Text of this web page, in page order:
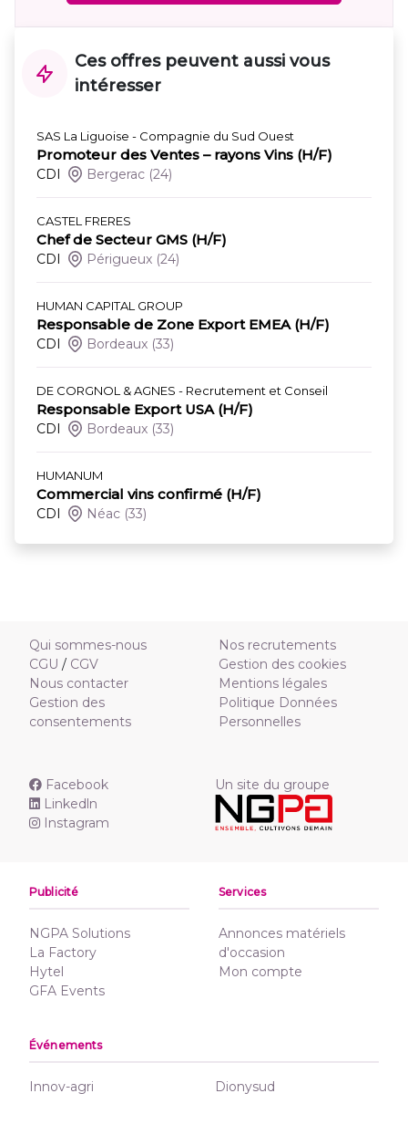
Ces offres peuvent aussi vous
intéresser
SAS La Liguoise - Compagnie du Sud Ouest
Promoteur des Ventes – rayons Vins (H/F)
CDI Bergerac (24)
CASTEL FRERES
Chef de Secteur GMS (H/F)
CDI Périgueux (24)
HUMAN CAPITAL GROUP
Responsable de Zone Export EMEA (H/F)
CDI Bordeaux (33)
DE CORGNOL & AGNES - Recrutement et Conseil
Responsable Export USA (H/F)
CDI Bordeaux (33)
HUMANUM
Commercial vins confirmé (H/F)
CDI Néac (33)
Qui sommes-nous
CGU / CGV
Nous contacter
Gestion des
consentements
Nos recrutements
Gestion des cookies
Mentions légales
Politique Données
Personnelles
Facebook
Linkedln
Instagram
Un site du groupe
Publicité
NGPA Solutions
La Factory
Hytel
GFA Events
Services
Annonces matériels
d'occasion
Mon compte
Événements
Innov-agri Dionysud